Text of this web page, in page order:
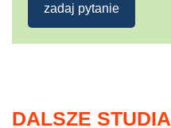
zadaj pytanie
DALSZE STUDIA